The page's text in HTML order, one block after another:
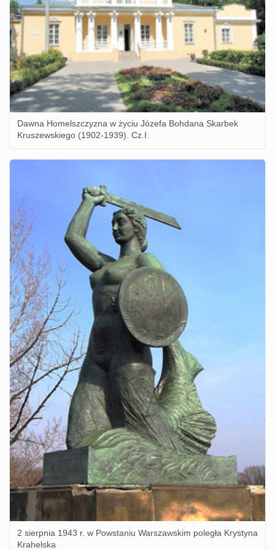
Dawna Homelszczyzna w życiu Józefa Bohdana Skarbek
Kruszewskiego (1902-1939). Cz.I.
2 sierpnia 1943 r. w Powstaniu Warszawskim poległa Krystyna
Krahelska